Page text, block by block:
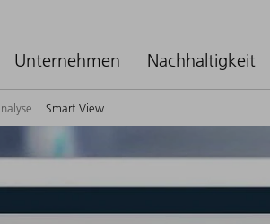
Unternehmen Nachhaltigkeit
Smart View